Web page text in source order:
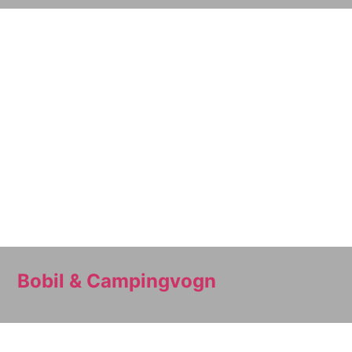
Bobil & Campingvogn